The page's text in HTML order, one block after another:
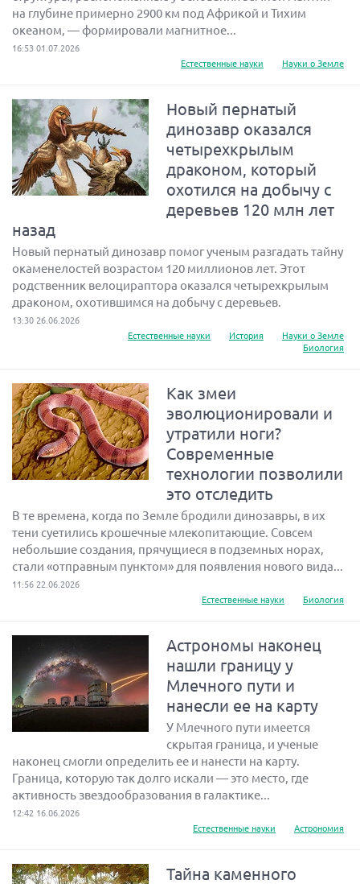
на глубине примерно 2900 км под Африкой и Тихим
океаном, — формировали магнитное...
16:53 01.07.2026
Естественные науки
Науки о Земле
Новый пернатый
динозавр оказался
четырехкрылым
драконом, который
охотился на добычу с
деревьев 120 млн лет
назад
Новый пернатый динозавр помог ученым разгадать тайну
окаменелостей возрастом 120 миллионов лет. Этот
родственник велоцираптора оказался четырехкрылым
драконом, охотившимся на добычу с деревьев.
13:30 26.06.2026
Естественные науки
История
Науки о Земле
Биология
Как змеи
эволюционировали и
утратили ноги?
Современные
технологии позволили
это отследить
В те времена, когда по Земле бродили динозавры, в их
тени суетились крошечные млекопитающие. Совсем
небольшие создания, прячущиеся в подземных норах,
стали «отправным пунктом» для появления нового вида...
11:56 22.06.2026
Естественные науки
Биология
Астрономы наконец
нашли границу у
Млечного пути и
нанесли ее на карту
У Млечного пути имеется
скрытая граница, и ученые
наконец смогли определить ее и нанести на карту.
Граница, которую так долго искали — это место, где
активность звездообразования в галактике...
12:42 16.06.2026
Естественные науки
Астрономия
Тайна каменного